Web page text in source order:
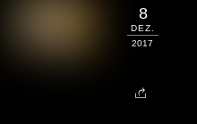
8
DEZ.
2017